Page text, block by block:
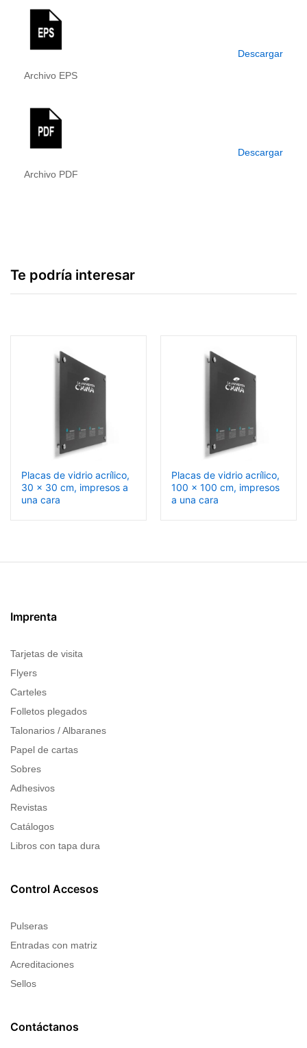
Archivo EPS
Descargar
Archivo PDF
Descargar
Te podría interesar
Placas de vidrio acrílico,
30 x 30 cm, impresos a
una cara
Placas de vidrio acrílico,
100 x 100 cm, impresos
a una cara
Imprenta
Tarjetas de visita
Flyers
Carteles
Folletos plegados
Talonarios / Albaranes
Papel de cartas
Sobres
Adhesivos
Revistas
Catálogos
Libros con tapa dura
Control Accesos
Pulseras
Entradas con matriz
Acreditaciones
Sellos
Contáctanos